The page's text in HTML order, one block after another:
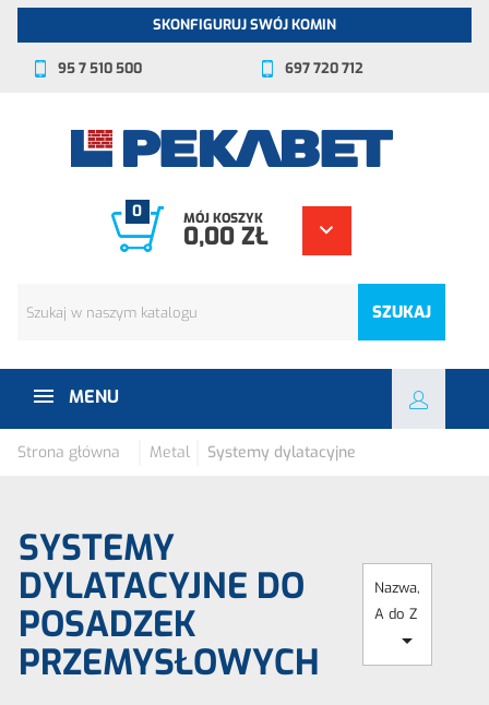
SKONFIGURUJ SWÓJ KOMIN
95 7 510 500 697 720 712
SZUKAJ
0 MÓJ KOSZYK
0,00 ZŁ
MENU
Strona główna Metal Systemy dylatacyjne
SYSTEMY
DYLATACYJNE DO
POSADZEK
PRZEMYSŁOWYCH
Nazwa,
A do Z
